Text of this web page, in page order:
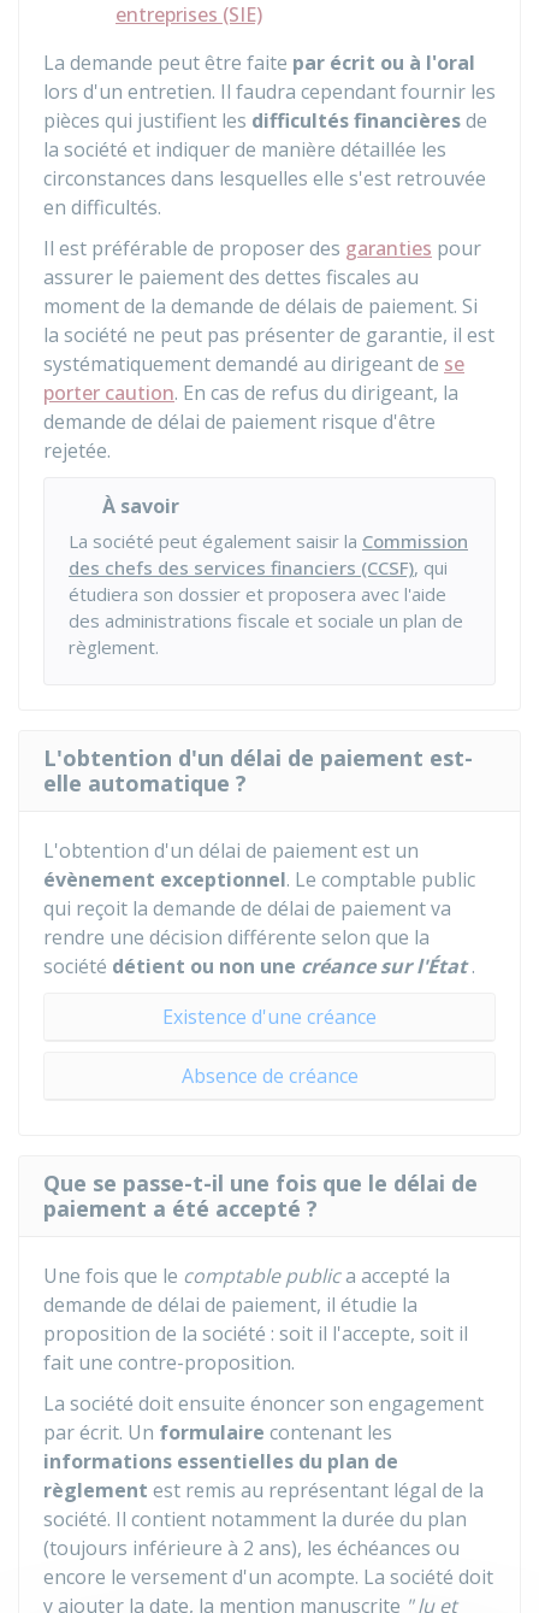
entreprises (SIE)
La demande peut être faite par écrit ou à l'oral
lors d'un entretien. Il faudra cependant fournir les
pièces qui justifient les difficultés financièresde
la société et indiquer de manière détaillée les
circonstances dans lesquelles elle s'est retrouvée
en difficultés.
Il est préférable de proposer des garanties pour
assurer le paiement des dettes fiscales au
moment de la demande de délais de paiement. Si
la société ne peut pas présenter de garantie, il est
systématiquement demandé au dirigeant de se
porter caution. En cas de refus du dirigeant, la
demande de délai de paiement risque d'être
rejetée.
À savoir
La société peut également saisir la Commission
des chefs des services financiers (CCSF), qui
étudiera son dossier et proposera avec l'aide
des administrations fiscale et sociale un plan de
règlement.
L'obtention d'un délai de paiement est-
elle automatique ?
L'obtention d'un délai de paiement est un
évènement exceptionnel. Le comptable public
qui reçoit la demande de délai de paiement va
rendre une décision différente selon que la
société détient ou non une créance sur l'État .
Existence d'une créance
Absence de créance
Que se passe-t-il une fois que le délai de
paiement a été accepté ?
Une fois que le comptable publica accepté la
demande de délai de paiement, il étudie la
proposition de la société : soit il l'accepte, soit il
fait une contre-proposition.
La société doit ensuite énoncer son engagement
par écrit. Un formulaire contenant les
informations essentielles du plan de
règlement est remis au représentant légal de la
société. Il contient notamment la durée du plan
(toujours inférieure à 2 ans), les échéances ou
encore le versement d'un acompte. La société doit
y ajouter la date, la mention manuscrite " lu et